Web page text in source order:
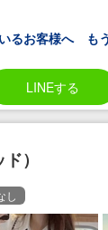
るお客様へ も
LINEする
）
し